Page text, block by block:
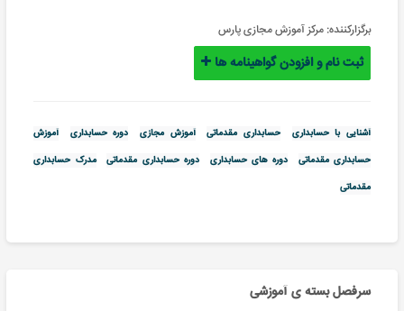
برگزارکننده: مرکز آموزش مجازی پارس
ثبت نام و افزودن گواهینامه ها
آشنایی با حسابداری حسابداری مقدماتی آموزش مجازی دوره حسابداری
آموزش
حسابداری مقدماتی
دوره های حسابداری دوره حسابداری مقدماتی
مدرک حسابداری
مقدماتی
سرفصل بسته ی آموزشی